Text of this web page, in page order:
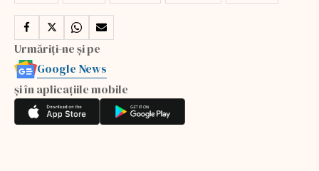
Urmăriți-ne și pe
Google News
și în aplicațiile mobile